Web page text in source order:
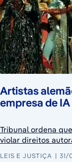
Artistas
empresa de
Tribunal ordena
violar direitos
LEIS E JUSTIÇA 31/